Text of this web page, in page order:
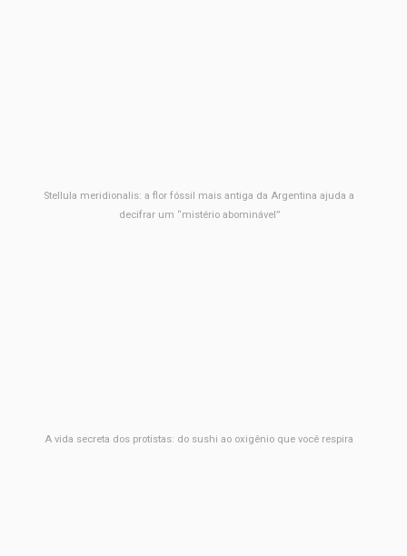
Stellula meridionalis: a flor fóssil mais antiga da Argentina ajuda a
decifrar um “mistério abominável”
A vida secreta dos protistas: do sushi ao oxigênio que você respira